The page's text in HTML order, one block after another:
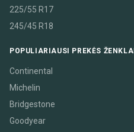
225/55 R17
245/45 R18
POPULIARIAUSI PREKĖS ŽENKLAI
Continental
Michelin
Bridgestone
Goodyear